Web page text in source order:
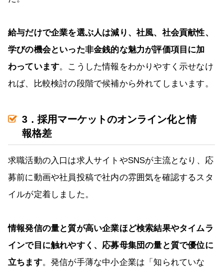
給与だけで企業を選ぶ人は減り、社風、社会貢献性、
学びの機会といった非金銭的な魅力が評価項目に加
わっています。こうした情報をわかりやすく示せなけ
れば、比較検討の段階で候補から外れてしまいます。
3．採用マーケットのオンライン化と情
報格差
求職活動の入口は求人サイトやSNSが主流となり、応
募前に動画や社員投稿で社内の雰囲気を確認するスタ
イルが定着しました。
情報発信の量と質が高い企業ほど検索結果やタイムラ
インで目に触れやすく、応募母集団の量と質で優位に
立ちます。発信が手薄な中小企業は「知られていな